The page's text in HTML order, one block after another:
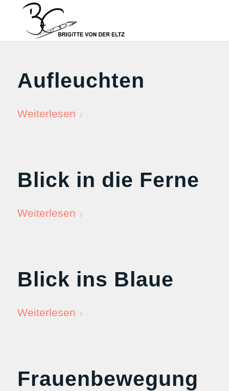
Aufleuchten
Weiterlesen
Blick in die Ferne
Weiterlesen
Blick ins Blaue
Weiterlesen
Frauenbewegung